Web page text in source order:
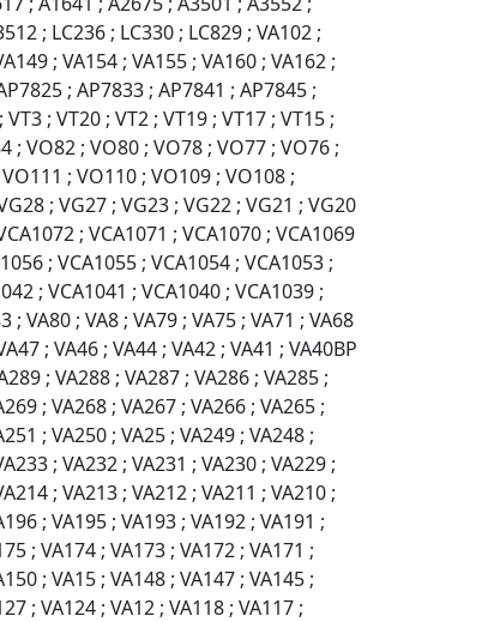
; LC236 ; LC330 ; LC829 ; VA102 ;
; VA154 ; VA155 ; VA160 ; VA162 ;
; AP7833 ; AP7841 ; AP7845 ;
; VT20 ; VT2 ; VT19 ; VT17 ; VT15 ;
; VO82 ; VO80 ; VO78 ; VO77 ; VO76 ;
; VO110 ; VO109 ; VO108 ;
; VG27 ; VG23 ; VG22 ; VG21 ; VG20
; VCA1071 ; VCA1070 ; VCA1069
; VCA1055 ; VCA1054 ; VCA1053 ;
; VCA1041 ; VCA1040 ; VCA1039 ;
; VA80 ; VA8 ; VA79 ; VA75 ; VA71 ; VA68
; VA46 ; VA44 ; VA42 ; VA41 ; VA40BP
; VA288 ; VA287 ; VA286 ; VA285 ;
; VA268 ; VA267 ; VA266 ; VA265 ;
; VA250 ; VA25 ; VA249 ; VA248 ;
; VA232 ; VA231 ; VA230 ; VA229 ;
; VA213 ; VA212 ; VA211 ; VA210 ;
; VA195 ; VA193 ; VA192 ; VA191 ;
; VA174 ; VA173 ; VA172 ; VA171 ;
; VA15 ; VA148 ; VA147 ; VA145 ;
; VA124 ; VA12 ; VA118 ; VA117 ;